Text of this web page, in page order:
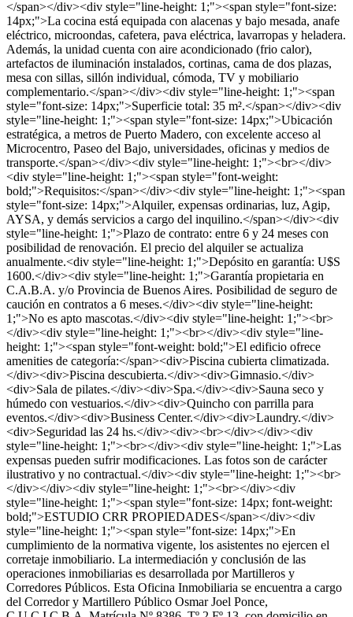
</span></div><div style="line-height: 1;"><span style="font-size:
14px;">La cocina está equipada con alacenas y bajo mesada, anafe
eléctrico, microondas, cafetera, pava eléctrica, lavarropas y heladera.
Además, la unidad cuenta con aire acondicionado (frio calor),
artefactos de iluminación instalados, cortinas, cama de dos plazas,
mesa con sillas, sillón individual, cómoda, TV y mobiliario
complementario.</span></div><div style="line-height: 1;"><span
style="font-size: 14px;">Superficie total: 35 m².</span></div><div
style="line-height: 1;"><span style="font-size: 14px;">Ubicación
estratégica, a metros de Puerto Madero, con excelente acceso al
Microcentro, Paseo del Bajo, universidades, oficinas y medios de
transporte.</span></div><div style="line-height: 1;"><br></div>
<div style="line-height: 1;"><span style="font-weight:
bold;">Requisitos:</span></div><div style="line-height: 1;"><span
style="font-size: 14px;">Alquiler, expensas ordinarias, luz, Agip,
AYSA, y demás servicios a cargo del inquilino.</span></div><div
style="line-height: 1;">Plazo de contrato: entre 6 y 24 meses con
posibilidad de renovación. El precio del alquiler se actualiza
anualmente.<div style="line-height: 1;">Depósito en garantía: U$S
1600.</div><div style="line-height: 1;">Garantía propietaria en
C.A.B.A. y/o Provincia de Buenos Aires. Posibilidad de seguro de
caución en contratos a 6 meses.</div><div style="line-height:
1;">No es apto mascotas.</div><div style="line-height: 1;"><br>
</div><div style="line-height: 1;"><br></div><div style="line-
height: 1;"><span style="font-weight: bold;">El edificio ofrece
amenities de categoría:</span><div>Piscina cubierta climatizada.
</div><div>Piscina descubierta.</div><div>Gimnasio.</div>
<div>Sala de pilates.</div><div>Spa.</div><div>Sauna seco y
húmedo con vestuarios.</div><div>Quincho con parrilla para
eventos.</div><div>Business Center.</div><div>Laundry.</div>
<div>Seguridad las 24 hs.</div><div><br></div></div><div
style="line-height: 1;"><br></div><div style="line-height: 1;">Las
expensas pueden sufrir modificaciones. Las fotos son de carácter
ilustrativo y no contractual.</div><div style="line-height: 1;"><br>
</div></div><div style="line-height: 1;"><br></div><div
style="line-height: 1;"><span style="font-size: 14px; font-weight:
bold;">ESTUDIO CRR PROPIEDADES</span></div><div
style="line-height: 1;"><span style="font-size: 14px;">En
cumplimiento de la normativa vigente, los asistentes no ejercen el
corretaje inmobiliario. La intermediación y conclusión de las
operaciones inmobiliarias es desarrollada por Martilleros y
Corredores Públicos. Esta Oficina Inmobiliaria se encuentra a cargo
del Corredor y Martillero Público Osmar Joel Ponce,